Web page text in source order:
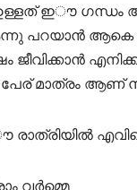
ഇൗ ഗന്ധം
പറയാൻ ആകെ
ജീവിക്കാൻ
പേര് മാത്രം ആണ്
രാത്രിയിൽ
വർമ്മെ